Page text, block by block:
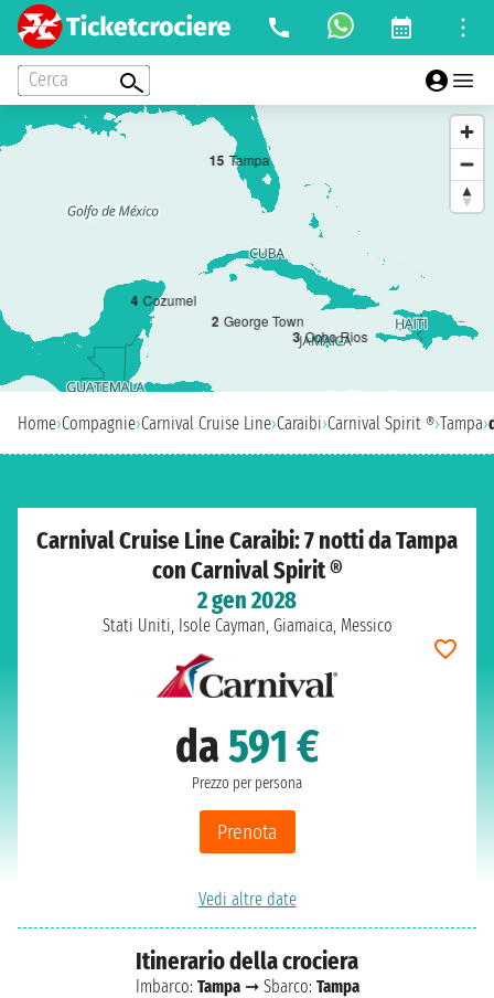
Cerca
15 Tampa
2 George Town
3 Ocho Rios
4 Cozumel
Home›Compagnie›Carnival Cruise Line›Caraibi›Carnival Spirit ®›Tampa›
Carnival Cruise Line Caraibi: 7 notti da Tampa
con Carnival Spirit ®
2 gen 2028
Stati Uniti, Isole Cayman, Giamaica, Messico
da591 €
Prezzo per persona
Prenota
Vedi altre date
Itinerario della crociera
Imbarco: Tampa➞ Sbarco: Tampa